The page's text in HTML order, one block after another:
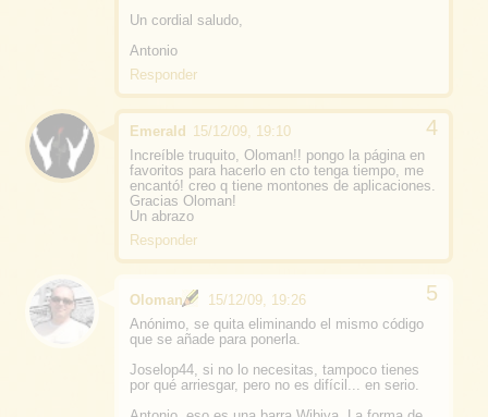
Un cordial saludo,
Antonio
Responder
Emerald
15/12/09, 19:10
Increíble truquito, Oloman!! pongo la página en
favoritos para hacerlo en cto tenga tiempo, me
encantó! creo q tiene montones de aplicaciones.
Gracias Oloman!
Un abrazo
Responder
Oloman
15/12/09, 19:26
Anónimo, se quita eliminando el mismo código
que se añade para ponerla.
Joselop44, si no lo necesitas, tampoco tienes
por qué arriesgar, pero no es difícil... en serio.